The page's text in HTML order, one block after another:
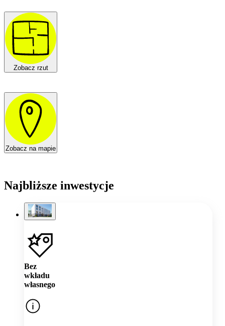
Zobacz rzut
Zobacz na mapie
Najbliższe inwestycje
Bez
wkładu
własnego